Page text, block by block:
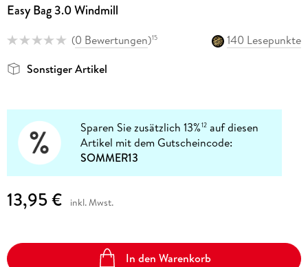
Easy Bag 3.0 Windmill
(0 Bewertungen)15
140 Lesepunkte
Sonstiger Artikel
Sparen Sie zusätzlich 13%12 auf diesen
Artikel mit dem Gutscheincode:
SOMMER13
13,95 € inkl. Mwst.
In den Warenkorb